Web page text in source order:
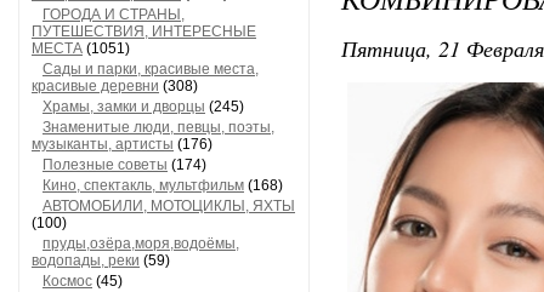
ГОРОДА И СТРАНЫ,
ПУТЕШЕСТВИЯ, ИНТЕРЕСНЫЕ
МЕСТА (1051)
Сады и парки, красивые места,
красивые деревни (308)
Храмы, замки и дворцы (245)
Знаменитые люди, певцы, поэты,
музыканты, артисты (176)
Полезные советы (174)
Кино, спектакль, мультфильм (168)
АВТОМОБИЛИ, МОТОЦИКЛЫ, ЯХТЫ
(100)
пруды,озёра,моря,водоёмы,
водопады, реки (59)
Космос (45)
Пятница, 21